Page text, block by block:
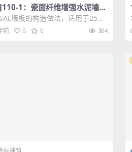
1：瓷面纤维增强水泥墙板
造墙板的构造做法，适用于25米
内、外装饰墙板，外墙系统有保
...
前 0 0 364